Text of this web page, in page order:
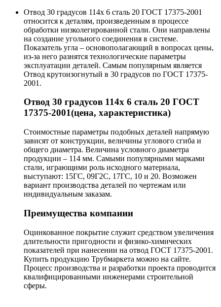
Отвод 30 градусов 114х 6 сталь 20 ГОСТ 17375-2001
относится к деталям, произведенным в процессе
обработки низколегированной стали. Они направлены
на создание угольного соединения в системе.
Показатель угла – основополагающий в вопросах цены,
из-за него разнятся технологические параметры
эксплуатации деталей. Самым популярным является
Отвод крутоизогнутый в 30 градусов по ГОСТ 17375-
2001.
Отвод 30 градусов 114х 6 сталь 20 ГОСТ
17375-2001(цена, характеристика)
Стоимостные параметры подобных деталей напрямую
зависят от конструкции, величины углового сгиба и
общего диаметра. Величина условного диаметра
продукции – 114 мм. Самыми популярными марками
стали, играющими роль исходного материала,
выступают: 15ГС, 09Г2С, 17ГС, 10 и 20. Возможен
вариант производства деталей по чертежам или
индивидуальным заказам.
Преимущества компании
Оцинкованное покрытие служит средством увеличения
длительности пригодности и физико-химических
показателей при нанесении на отвод ГОСТ 17375-2001.
Купить продукцию Трубмаркета можно на сайте.
Процесс производства и разработки проекта проводится
квалифицированными инженерами строительной
сферы.